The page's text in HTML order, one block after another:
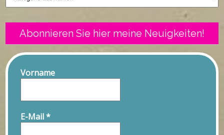
Abonnieren Sie hier meine Neuigkeiten!
Vorname
E-Mail*